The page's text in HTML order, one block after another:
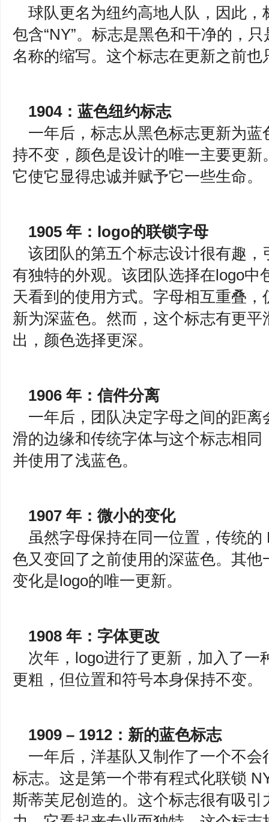
球队更名为纽约高地人队，因此
包含“NY”。标志是黑色和干净的，
名称的缩写。这个标志在更新之前
1904：蓝色纽约标志
一年后，标志从黑色标志更新为
持不变，颜色是设计的唯一主要更
它使它显得忠诚并赋予它一些生命。
1905 年：logo的联锁字母
该团队的第五个标志设计很有趣
有独特的外观。该团队选择在logo中
天看到的使用方式。字母相互重叠
新为深蓝色。然而，这个标志有更
出，颜色选择更深。
1906 年：信件分离
一年后，团队决定字母之间的距
滑的边缘和传统字体与这个标志相
并使用了浅蓝色。
1907 年：微小的变化
虽然字母保持在同一位置，传统
色又变回了之前使用的深蓝色。其
变化是logo的唯一更新。
1908 年：字体更改
次年，logo进行了更新，加入了一
更粗，但位置和符号本身保持不变。
1909 – 1912：新的蓝色标志
一年后，洋基队又制作了一个不
标志。这是第一个带有程式化联锁
斯蒂芙尼创造的。这个标志很有吸